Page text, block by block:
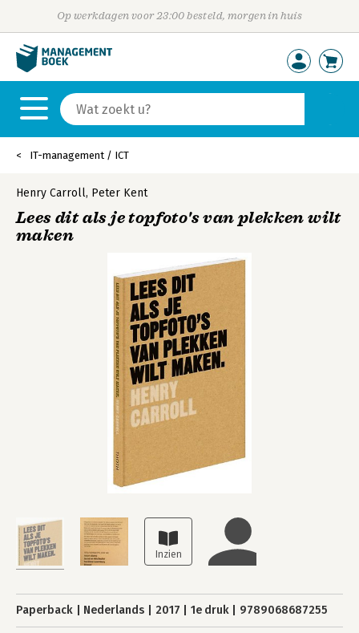
Op werkdagen voor 23:00 besteld, morgen in huis
IT-management / ICT
Henry Carroll, Peter Kent
Lees dit als je topfoto's van plekken wilt
maken
Paperback Nederlands 2017 1e druk 9789068687255